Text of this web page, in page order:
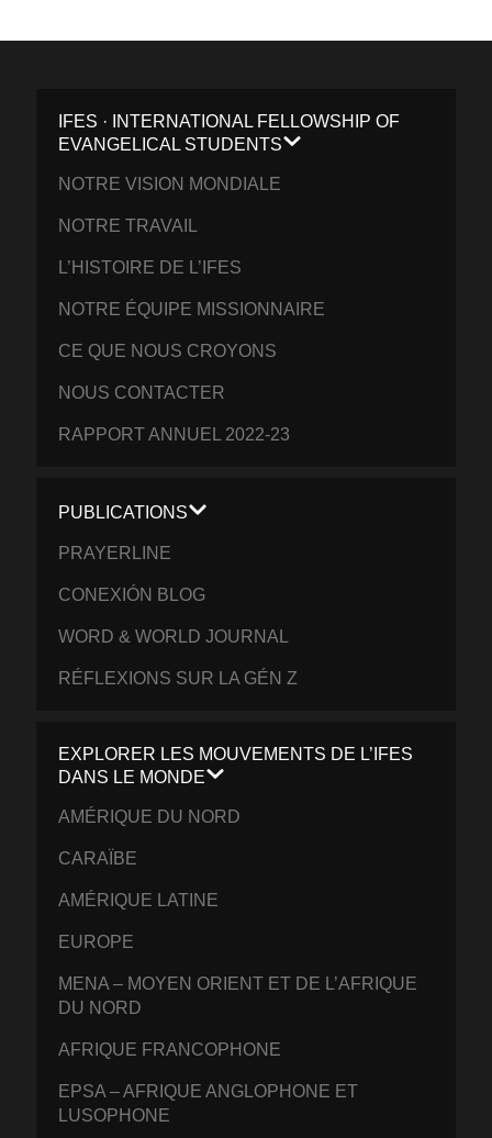
IFES · INTERNATIONAL FELLOWSHIP OF
EVANGELICAL STUDENTS
NOTRE VISION MONDIALE
NOTRE TRAVAIL
L’HISTOIRE DE L’IFES
NOTRE ÉQUIPE MISSIONNAIRE
CE QUE NOUS CROYONS
NOUS CONTACTER
RAPPORT ANNUEL 2022-23
PUBLICATIONS
PRAYERLINE
CONEXIÓN BLOG
WORD & WORLD JOURNAL
RÉFLEXIONS SUR LA GÉN Z
EXPLORER LES MOUVEMENTS DE L’IFES
DANS LE MONDE
AMÉRIQUE DU NORD
CARAÏBE
AMÉRIQUE LATINE
EUROPE
MENA – MOYEN ORIENT ET DE L’AFRIQUE
DU NORD
AFRIQUE FRANCOPHONE
EPSA – AFRIQUE ANGLOPHONE ET
LUSOPHONE